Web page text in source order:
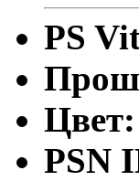
PS
Цвет:
PSN